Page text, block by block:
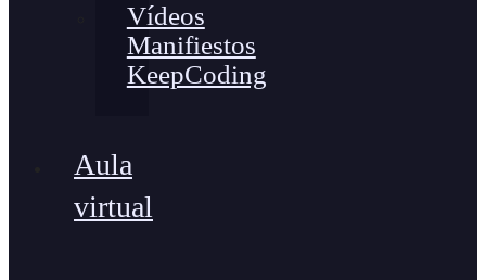
Vídeos
Manifiestos
KeepCoding
Aula
virtual